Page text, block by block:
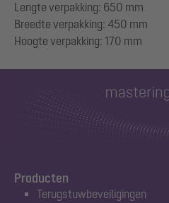
Lengte verpakking: 650 mm
Breedte verpakking: 450 mm
Producten
Terugstuwbeveiligingen